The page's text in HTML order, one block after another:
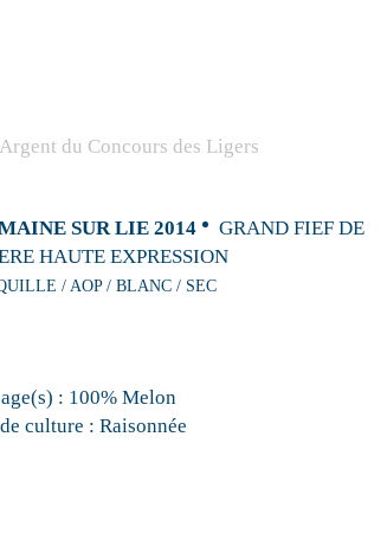
SUR LIE 2014
GRAND FIEF DE
HAUTE EXPRESSION
/ AOP / BLANC / SEC
: 100% Melon
culture : Raisonnée